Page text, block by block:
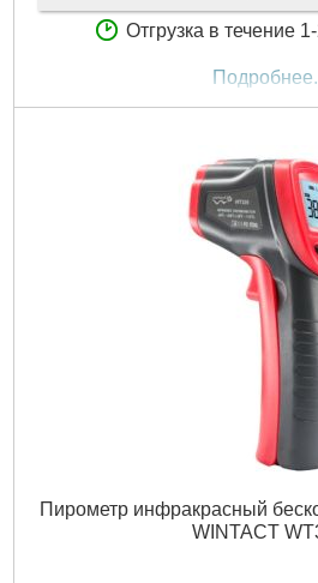
Отгрузка в течение
Пирометр инфракрасный
WINTACT